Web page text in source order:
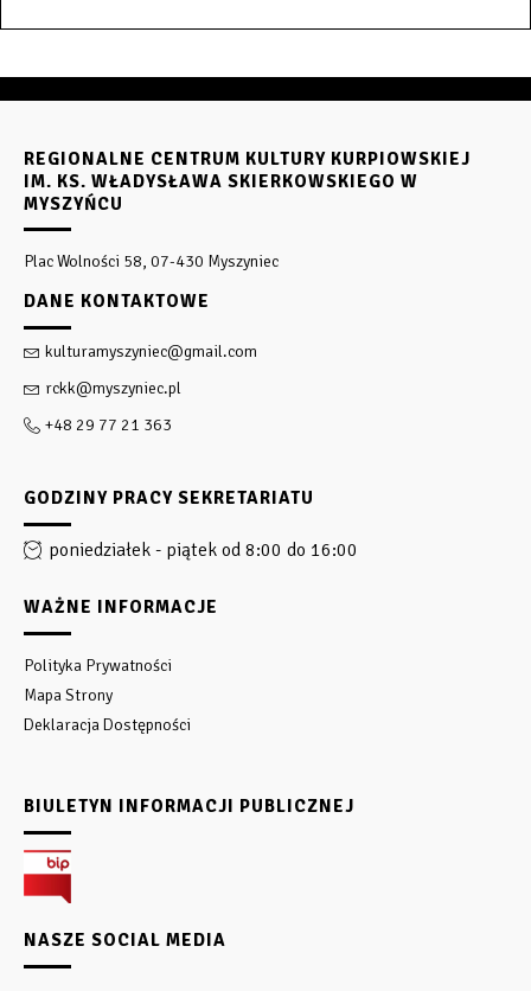
REGIONALNE CENTRUM KULTURY KURPIOWSKIEJ
IM. KS. WŁADYSŁAWA SKIERKOWSKIEGO W
MYSZYŃCU
Plac Wolności 58, 07-430 Myszyniec
DANE KONTAKTOWE
kulturamyszyniec@gmail.com
rckk@myszyniec.pl
+48 29 77 21 363
GODZINY PRACY SEKRETARIATU
poniedziałek - piątek od 8:00 do 16:00
WAŻNE INFORMACJE
Polityka Prywatności
Mapa Strony
Deklaracja Dostępności
BIULETYN INFORMACJI PUBLICZNEJ
NASZE SOCIAL MEDIA